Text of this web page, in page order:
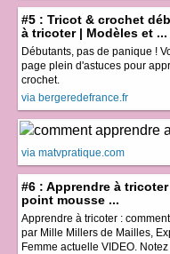
#5 : Tricot & crochet
à tricoter | Modèles et ...
Débutants, pas de panique !
page plein d'astuces pour
crochet.
via bergeredefrance.fr
via matvpratique.com
#6 : Apprendre à
point mousse ...
Apprendre à tricoter :
par Mille Millers de Mailles,
Femme actuelle VIDEO.